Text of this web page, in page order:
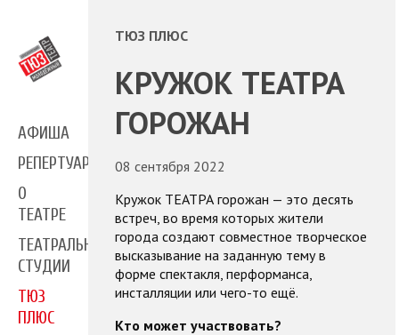
АФИША
РЕПЕРТУАР
О
ТЕАТРЕ
ТЕАТРАЛЬНЫЕ
СТУДИИ
ТЮЗ
ПЛЮС
ТЮЗ ПЛЮС
КРУЖОК ТЕАТРА
ГОРОЖАН
08 сентября 2022
Кружок ТЕАТРА горожан — это десять
встреч, во время которых жители
города создают совместное творческое
высказывание на заданную тему в
форме спектакля, перформанса,
инсталляции или чего-то ещё.
Кто может участвовать?